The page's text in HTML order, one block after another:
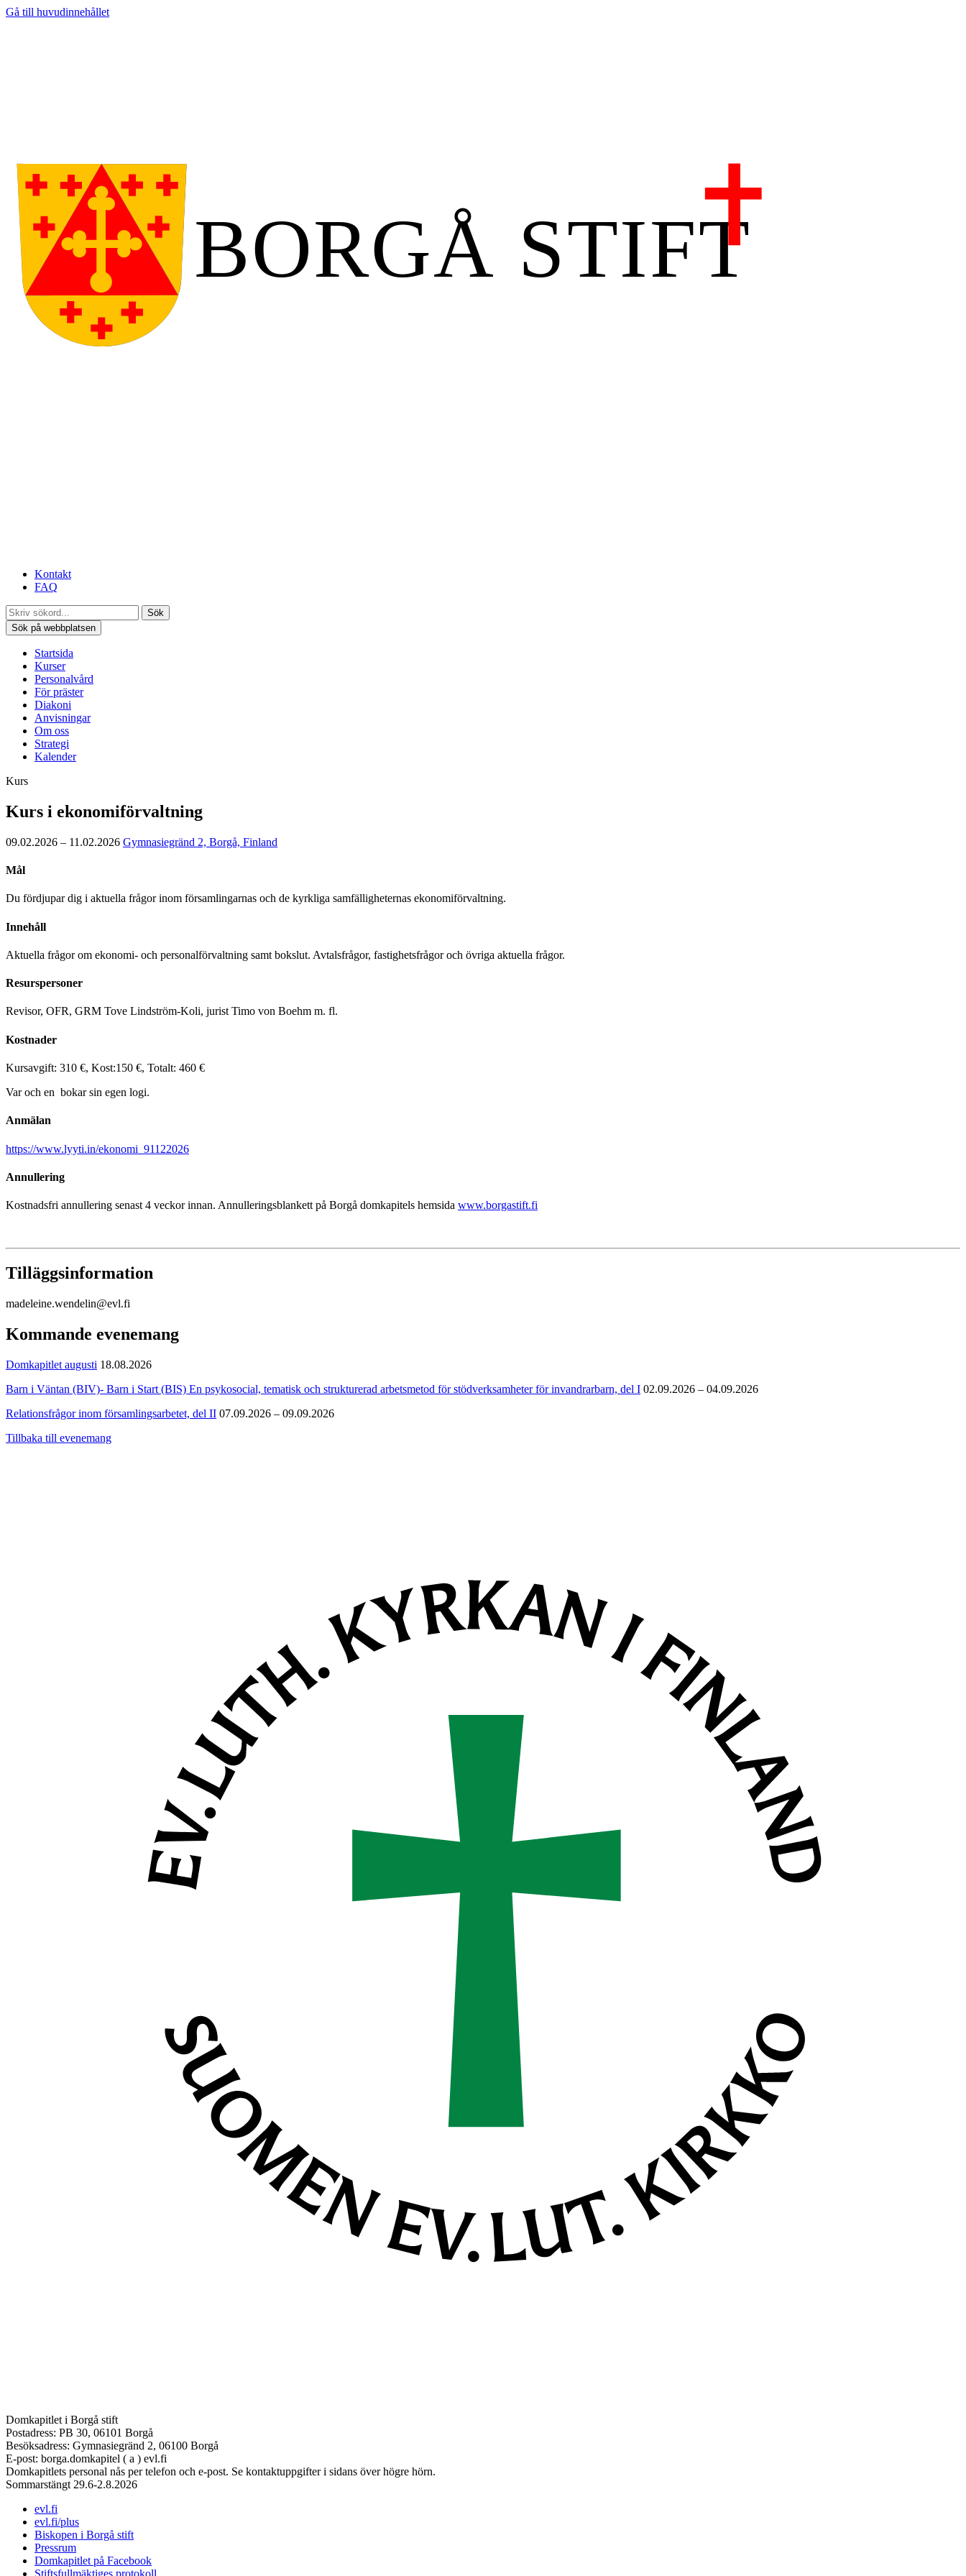
Gå till huvudinnehållet
Kontakt
FAQ
Sök
Sök på webbplatsen
Startsida
Kurser
Personalvård
För präster
Diakoni
Anvisningar
Om oss
Strategi
Kalender
Kurs
Kurs i ekonomiförvaltning
09.02.2026 – 11.02.2026 Gymnasiegränd 2, Borgå, Finland
Mål
Du fördjupar dig i aktuella frågor inom församlingarnas och de kyrkliga samfälligheternas ekonomiförvaltning.
Innehåll
Aktuella frågor om ekonomi- och personalförvaltning samt bokslut. Avtalsfrågor, fastighetsfrågor och övriga aktuella frågor.
Resurspersoner
Revisor, OFR, GRM Tove Lindström-Koli, jurist Timo von Boehm m. fl.
Kostnader
Kursavgift: 310 €, Kost:150 €, Totalt: 460 €
Var och en bokar sin egen logi.
Anmälan
https://www.lyyti.in/ekonomi_91122026
Annullering
Kostnadsfri annullering senast 4 veckor innan. Annulleringsblankett på Borgå domkapitels hemsida www.borgastift.fi
Tilläggsinformation
madeleine.wendelin@evl.fi
Kommande evenemang
Domkapitlet augusti 18.08.2026
Barn i Väntan (BIV)- Barn i Start (BIS) En psykosocial, tematisk och strukturerad arbetsmetod för stödverksamheter för invandrarbarn, del I 02.09.2026 – 04.09.2026
Relationsfrågor inom församlingsarbetet, del II 07.09.2026 – 09.09.2026
Tillbaka till evenemang
Domkapitlet i Borgå stift
Postadress: PB 30, 06101 Borgå
Besöksadress: Gymnasiegränd 2, 06100 Borgå
E-post: borga.domkapitel ( a ) evl.fi
Domkapitlets personal nås per telefon och e-post. Se kontaktuppgifter i sidans över högre hörn.
Sommarstängt 29.6-2.8.2026
evl.fi
evl.fi/plus
Biskopen i Borgå stift
Pressrum
Domkapitlet på Facebook
Stiftsfullmäktiges protokoll